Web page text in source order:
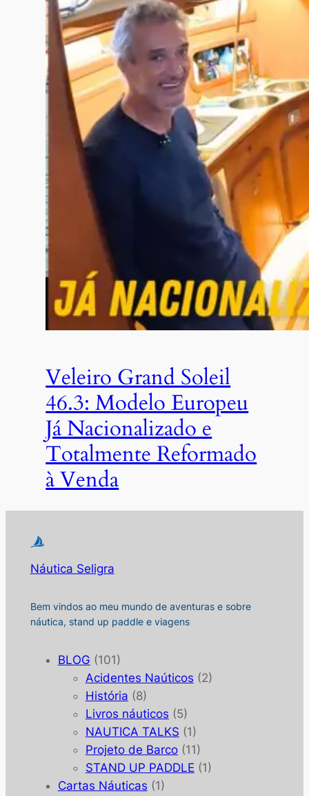
Veleiro Grand Soleil
46.3: Modelo Europeu
Já Nacionalizado e
Totalmente Reformado
à Venda
Náutica Seligra
Bem vindos ao meu mundo de aventuras e sobre
náutica, stand up paddle e viagens
BLOG (101)
Acidentes Naúticos (2)
História (8)
Livros náuticos (5)
NAUTICA TALKS (1)
Projeto de Barco(11)
STAND UP PADDLE (1)
Cartas Náuticas (1)